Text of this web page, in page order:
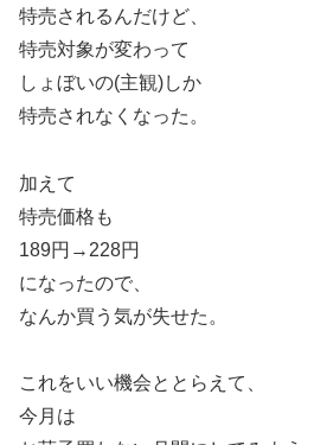
特売されるんだけど、
特売対象が変わって
しょぼいの(主観)しか
特売されなくなった。
加えて
特売価格も
189円→228円
になったので、
なんか買う気が失せた。
これをいい機会ととらえて、
今月は